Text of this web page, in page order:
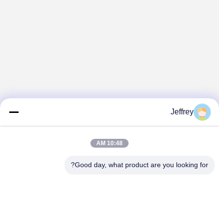
Jeffrey
10:48 AM
Good day, what product are you looking for?